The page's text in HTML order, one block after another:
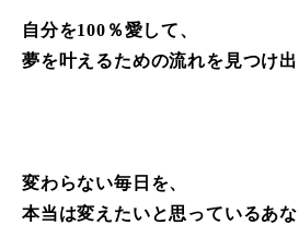
自分を100％愛して、
夢を叶えるための流れを見つけ
変わらない毎日を、
本当は変えたいと思っているあな